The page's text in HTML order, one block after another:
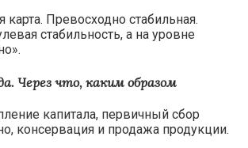
карта. Превосходно стабильная.
стабильность, а на уровне
Через что, каким образом
капитала, первичный сбор
консервация и продажа продукции.